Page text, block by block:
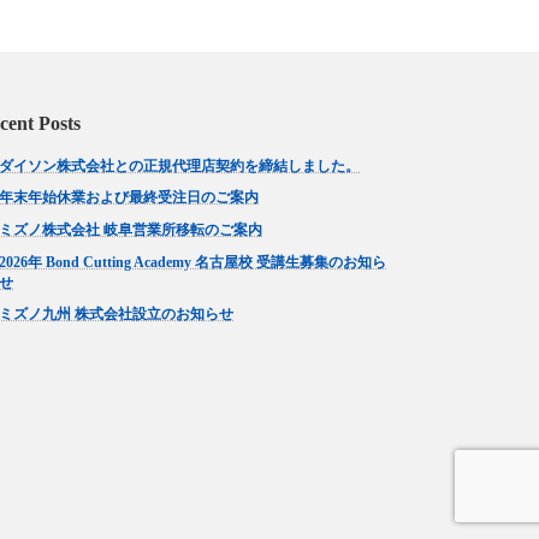
Posts
ダイソン株式会社との正規代理店契約を締結しました。
年末年始休業および最終受注日のご案内
ミズノ株式会社 岐阜営業所移転のご案内
2026年 Bond Cutting Academy 名古屋校 受講生募集のお知ら
せ
ミズノ九州 株式会社設立のお知らせ